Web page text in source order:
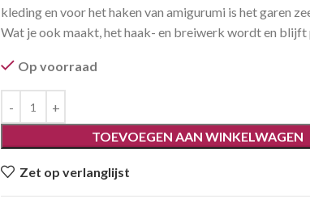
kleding en voor het haken van amigurumi is het garen
Wat je ook maakt, het haak- en breiwerk wordt en
Op voorraad
TOEVOEGEN AAN WINKELWAGEN
Zet op verlanglijst